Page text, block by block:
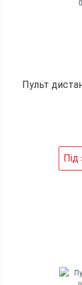
Пульт
Під